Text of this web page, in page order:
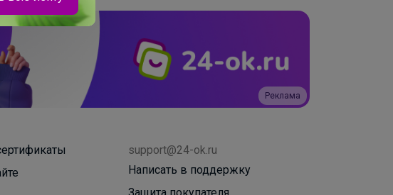
Реклама
support@24-ok.ru
Написать в поддержку